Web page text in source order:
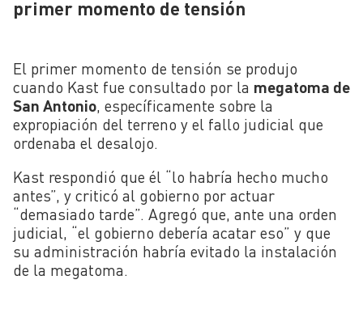
primer momento de tensión
El primer momento de tensión se produjo
cuando Kast fue consultado por la megatoma de
San Antonio, específicamente sobre la
expropiación del terreno y el fallo judicial que
ordenaba el desalojo.
Kast respondió que él “lo habría hecho mucho
antes”, y criticó al gobierno por actuar
“demasiado tarde”. Agregó que, ante una orden
judicial, “el gobierno debería acatar eso” y que
su administración habría evitado la instalación
de la megatoma.